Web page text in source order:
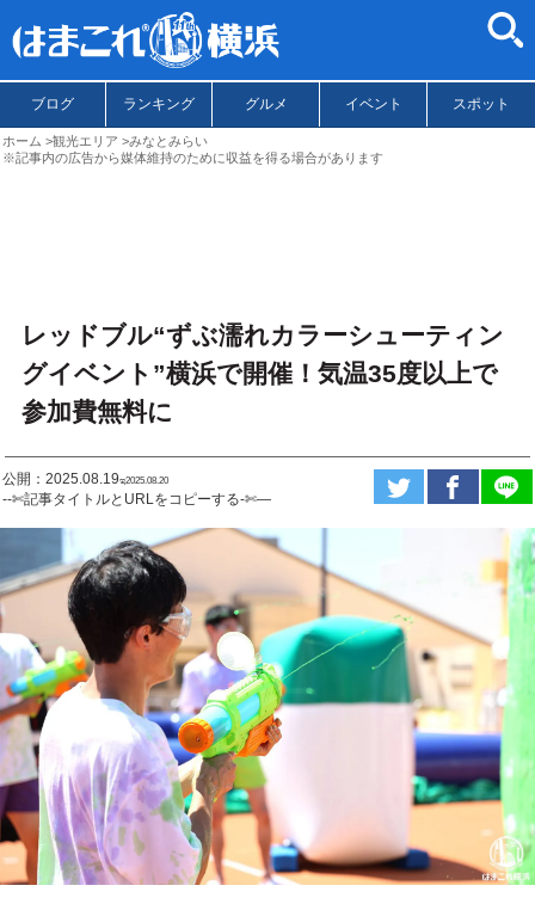
ブログ ランキング グルメ イベント スポット
ホーム 観光エリア
みなとみらい
※記事内の広告から媒体維持のために収益を得る場合があります
レッドブル“ずぶ濡れカラーシューティン
グイベント”横浜で開催！気温35度以上で
参加費無料に
公開：2025.08.19ಇ2025.08.20
--✄記事タイトルとURLをコピーする-✄—